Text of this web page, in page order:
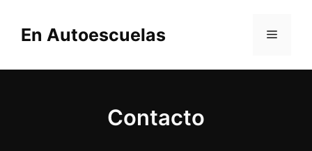
En Autoescuelas MENÚ
Contacto